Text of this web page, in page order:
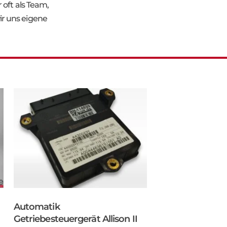
als Team,
uns eigene
Automatik
Getriebesteuergerät Allison II